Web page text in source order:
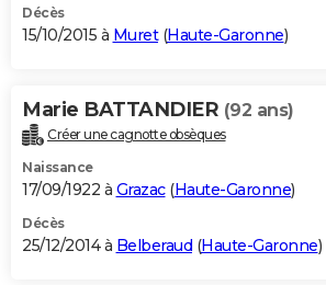
Décès
15/10/2015 à Muret(Haute-Garonne)
Marie BATTANDIER (92 ans)
Créer une cagnotte obsèques
Naissance
17/09/1922 à Grazac(Haute-Garonne)
Décès
25/12/2014 à Belberaud (Haute-Garonne)